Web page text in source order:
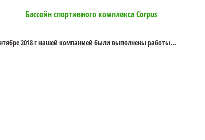
Бассейн спортивного комплекса Corpus
2018 г нашей компанией были выполнены работы...